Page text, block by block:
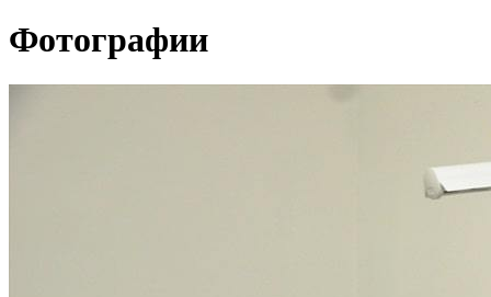
Фотографии